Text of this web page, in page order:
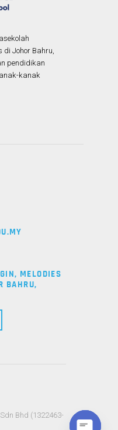
Johor Bahru,
pendidikan
kanak
MELODIES
BAHRU,
Bhd (1322463-